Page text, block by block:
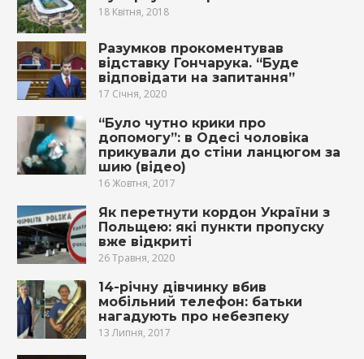
18 Квітня, 2018
Разумков прокоментував
відставку Гончарука. “Буде
відповідати на запитання”
17 Січня, 2020
“Було чутно крики про
дoпoмoгу”: в Одесі чоловіка
прикували до стіни ланцюгом за
шию (відео)
16 Жовтня, 2017
Як перетнути кордон України з
Польщею: які пункти пропуску
вже відкриті
26 Травня, 2020
14-річну дівчинку вбив
мобільний телефон: батьки
нагадують про небезпеку
13 Липня, 2017